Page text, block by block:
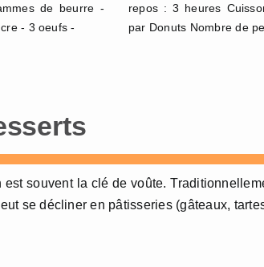
de beurre -
- 3 oeufs -
repos : 3 heures
par Donuts Nombre de
souvent la clé de voûte.
se décliner en pâtisseries (gâteaux,